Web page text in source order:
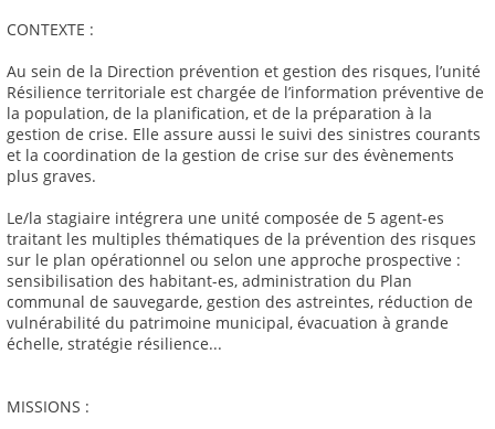
CONTEXTE :
Au sein de la Direction prévention et gestion des risques, l’unité
Résilience territoriale est chargée de l’information préventive de
la population, de la planification, et de la préparation à la
gestion de crise. Elle assure aussi le suivi des sinistres courants
et la coordination de la gestion de crise sur des évènements
plus graves.
Le/la stagiaire intégrera une unité composée de 5 agent-es
traitant les multiples thématiques de la prévention des risques
sur le plan opérationnel ou selon une approche prospective :
sensibilisation des habitant-es, administration du Plan
communal de sauvegarde, gestion des astreintes, réduction de
vulnérabilité du patrimoine municipal, évacuation à grande
échelle, stratégie résilience...
MISSIONS :